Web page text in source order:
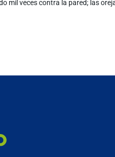
mil veces contra la pared; las